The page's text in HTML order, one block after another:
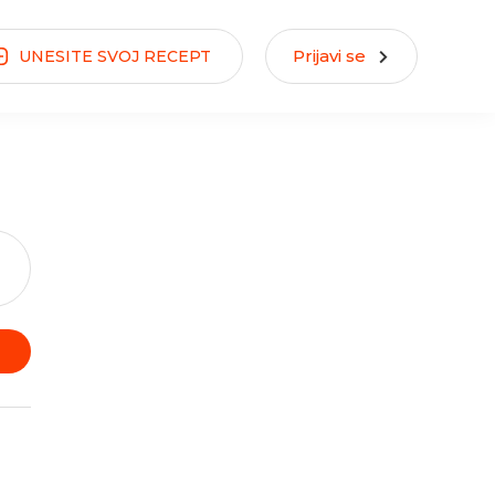
UNESITE SVOJ RECEPT Prijavi se